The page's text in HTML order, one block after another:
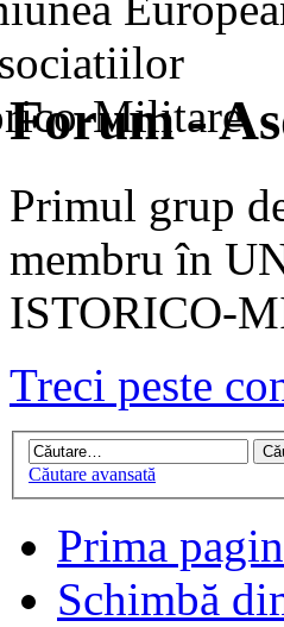
Forum -
Primul grup
membru în
ISTORICO-
Treci peste
Căutare avansată
Prima
Schimbă